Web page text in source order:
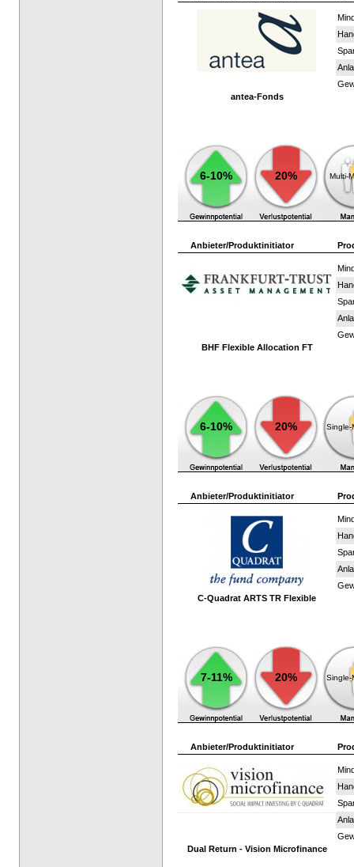
antea-Fonds
6-10% 20% Multi-
Anbieter/Produktinitiator
BHF Flexible Allocation FT
6-10% 20% Single-
Anbieter/Produktinitiator
C-Quadrat ARTS TR Flexible
7-11% 20% Single-
Anbieter/Produktinitiator
Dual Return - Vision Microfinance